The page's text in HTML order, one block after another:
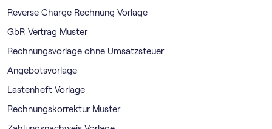
Reverse Charge Rechnung Vorlage
GbR Vertrag Muster
Rechnungsvorlage ohne Umsatzsteuer
Angebotsvorlage
Lastenheft Vorlage
Rechnungskorrektur Muster